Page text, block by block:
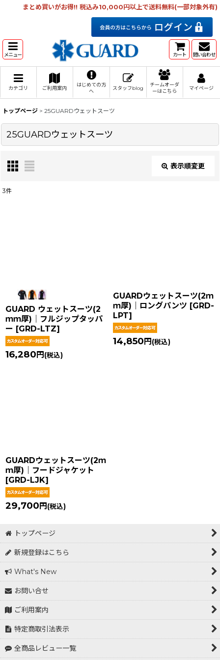
まとめ買いがお得!! 税込み10,000円以上で送料無料(一部対象外有)
メニュー カート 問い合わせ
カテゴリ ご利用案内
はじめての方
へ
スタッフblog
チームオーダ
ーはこちら
マイページ
トップページ > 25GUARDウェットスーツ
25GUARDウェットスーツ
表示順変更
3件
GUARD ウェットスーツ(2
ｍｍ厚)｜フルジップタッパ
ー [GRD-LTZ]
16,280 円 (税込)
GUARDウェットスーツ(2ｍ
ｍ厚)｜ロングパンツ [GRD-
LPT]
14,850 円 (税込)
GUARDウェットスーツ(2ｍ
ｍ厚)｜フードジャケット
[GRD-LJK]
29,700 円 (税込)
トップページ
新規登録はこちら
What's New
お問い合せ
ご利用案内
特定商取引法表示
全商品レビュー一覧